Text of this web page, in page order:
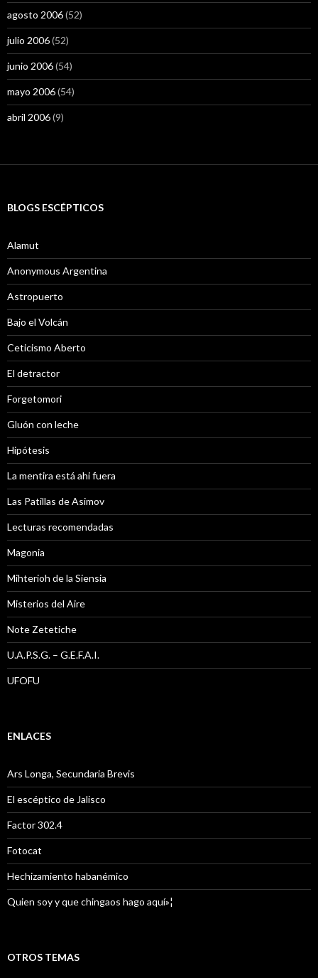
agosto 2006(52)
julio 2006(52)
junio 2006(54)
mayo 2006(54)
abril 2006(9)
BLOGS ESCÉPTICOS
Alamut
Anonymous Argentina
Astropuerto
Bajo el Volcán
Ceticismo Aberto
El detractor
Forgetomori
Gluón con leche
Hipótesis
La mentira está ahi fuera
Las Patillas de Asimov
Lecturas recomendadas
Magonia
Mihterioh de la Siensia
Misterios del Aire
Note Zetetiche
U.A.P.S.G. – G.E.F.A.I.
UFOFU
ENLACES
Ars Longa, Secundaria Brevis
El escéptico de Jalisco
Factor 302.4
Fotocat
Hechizamiento habanémico
Quien soy y que chingaos hago aquí»¦
OTROS TEMAS